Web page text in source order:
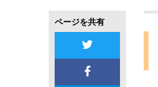
ページを共有